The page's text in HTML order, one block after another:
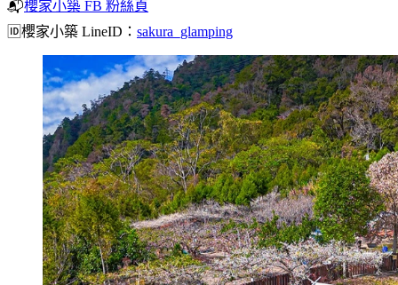
📬櫻家小築 FB 粉絲頁
🆔櫻家小築 LineID： sakura_glamping